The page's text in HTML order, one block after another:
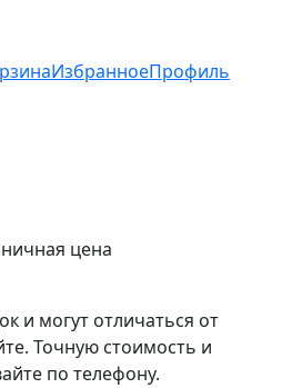
ИзбранноеПрофиль
цена
и могут отличаться от
Точную стоимость и
по телефону.